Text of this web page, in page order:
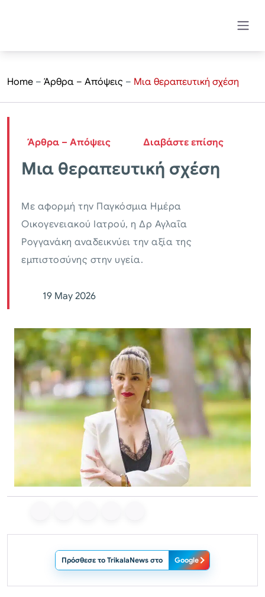
Home – Άρθρα – Απόψεις – Μια θεραπευτική σχέση
Άρθρα – Απόψεις Διαβάστε επίσης
Μια θεραπευτική σχέση
Με αφορμή την Παγκόσμια Ημέρα
Οικογενειακού Ιατρού, η Δρ Αγλαΐα
Ρογγανάκη αναδεικνύει την αξία της
εμπιστοσύνης στην υγεία.
19 May 2026
Πρόσθεσε το TrikalaNews στο Google